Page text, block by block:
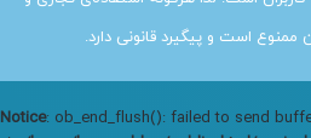
ممنوع است و پیگیرد قانونی دارد.
Notice: ob_end_flush(): failed to send